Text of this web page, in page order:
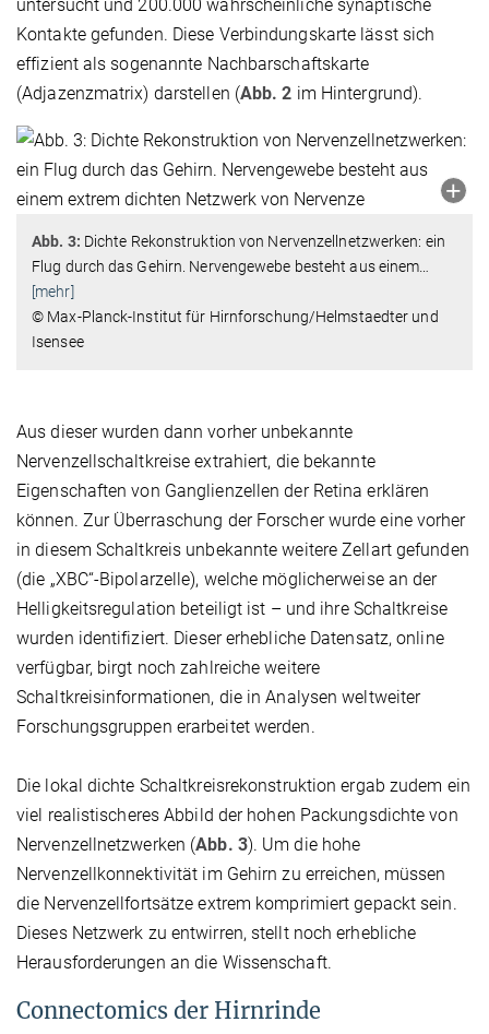
untersucht und 200.000 wahrscheinliche synaptische
Kontakte gefunden. Diese Verbindungskarte lässt sich
effizient als sogenannte Nachbarschaftskarte
(Adjazenzmatrix) darstellen (Abb. 2 im Hintergrund).
Abb. 3: Dichte Rekonstruktion von Nervenzellnetzwerken: ein
Flug durch das Gehirn. Nervengewebe besteht aus einem…
[mehr]
© Max-Planck-Institut für Hirnforschung/Helmstaedter und
Isensee
Aus dieser wurden dann vorher unbekannte
Nervenzellschaltkreise extrahiert, die bekannte
Eigenschaften von Ganglienzellen der Retina erklären
können. Zur Überraschung der Forscher wurde eine vorher
in diesem Schaltkreis unbekannte weitere Zellart gefunden
(die „XBC“-Bipolarzelle), welche möglicherweise an der
Helligkeitsregulation beteiligt ist – und ihre Schaltkreise
wurden identifiziert. Dieser erhebliche Datensatz, online
verfügbar, birgt noch zahlreiche weitere
Schaltkreisinformationen, die in Analysen weltweiter
Forschungsgruppen erarbeitet werden.
Die lokal dichte Schaltkreisrekonstruktion ergab zudem ein
viel realistischeres Abbild der hohen Packungsdichte von
Nervenzellnetzwerken (Abb. 3). Um die hohe
Nervenzellkonnektivität im Gehirn zu erreichen, müssen
die Nervenzellfortsätze extrem komprimiert gepackt sein.
Dieses Netzwerk zu entwirren, stellt noch erhebliche
Herausforderungen an die Wissenschaft.
Connectomics der Hirnrinde